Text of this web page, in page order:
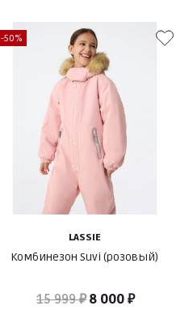
-50%
LASSIE
Комбинезон Suvi (розовый)
15 999 ₽8 000 ₽